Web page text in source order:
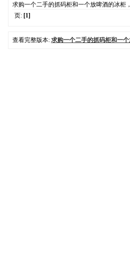
求购一个二手的抓码柜和一个放啤酒的冰柜
页: [1]
查看完整版本: 求购一个二手的抓码柜和一